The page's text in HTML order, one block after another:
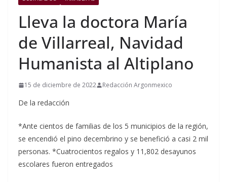
Lleva la doctora María
de Villarreal, Navidad
Humanista al Altiplano
15 de diciembre de 2022 Redacción Argonmexico
De la redacción
*Ante cientos de familias de los 5 municipios de la región,
se encendió el pino decembrino y se benefició a casi 2 mil
personas. *Cuatrocientos regalos y 11,802 desayunos
escolares fueron entregados